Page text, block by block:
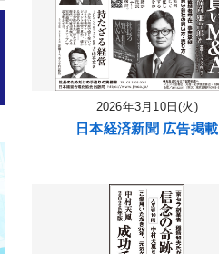
2026年3月10日(火)
日本経済新聞 広告掲載